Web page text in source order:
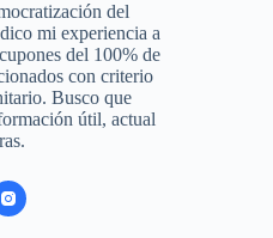
del
mi experiencia a
del 100% de
con criterio
Busco que
útil, actual